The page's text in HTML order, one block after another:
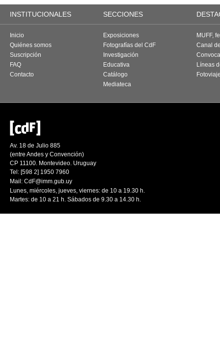
INSTITUCIONALES SECCIONES
Inicio
Quiénes somos
Suscripción
FAQ
Contacto
Exposiciones
Fotografías del CdF
Investigación
Educativa
Catálogo
Mediateca
MUFF,
Canal
Líneas
Av. 18 de Julio 885
(entre Andes y Convención)
CP 11100. Montevideo. Uruguay
Tel: [598 2] 1950 7960
Mail: CdF@imm.gub.uy
Lunes, miércoles, jueves, viernes: de 10 a 19.30 h.
Martes: de 10 a 21 h. Sábados de 9.30 a 14.30 h.